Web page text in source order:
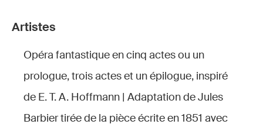
Artistes
Opéra fantastique en cinq actes ou un
prologue, trois actes et un épilogue, inspiré
de E. T. A. Hoffmann | Adaptation de Jules
Barbier tirée de la pièce écrite en 1851 avec